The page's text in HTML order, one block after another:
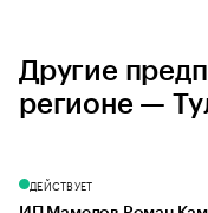
Другие
регионе —
ДЕЙСТВУЕТ